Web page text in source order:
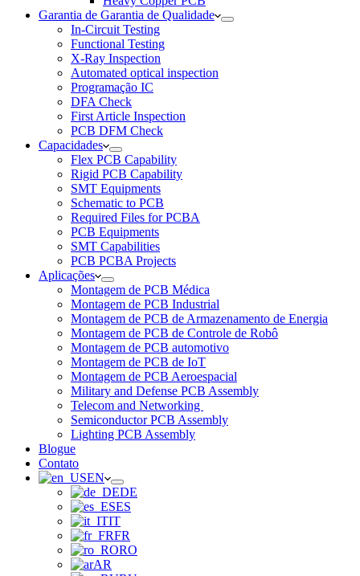
Garantia de Garantia de Qualidade
In-Circuit Testing
Functional Testing
X-Ray Inspection
Automated optical inspection
Programação IC
DFA Check
First Article Inspection
PCB DFM Check
Capacidades
Flex PCB Capability
Rigid PCB Capability
SMT Equipments
Schematic to PCB
Required Files for PCBA
PCB Equipments
SMT Capabilities
PCB PCBA Projects
Aplicações
Montagem de PCB Médica
Montagem de PCB Industrial
Montagem de PCB de Armazenamento de Energia
Montagem de PCB de Controle de Robô
Montagem de PCB automotivo
Montagem de PCB de IoT
Montagem de PCB Aeroespacial
Military and Defense PCB Assembly
Telecom and Networking
Semiconductor PCB Assembly
Lighting PCB Assembly
Blogue
Contato
EN
DE
ES
IT
FR
RO
AR